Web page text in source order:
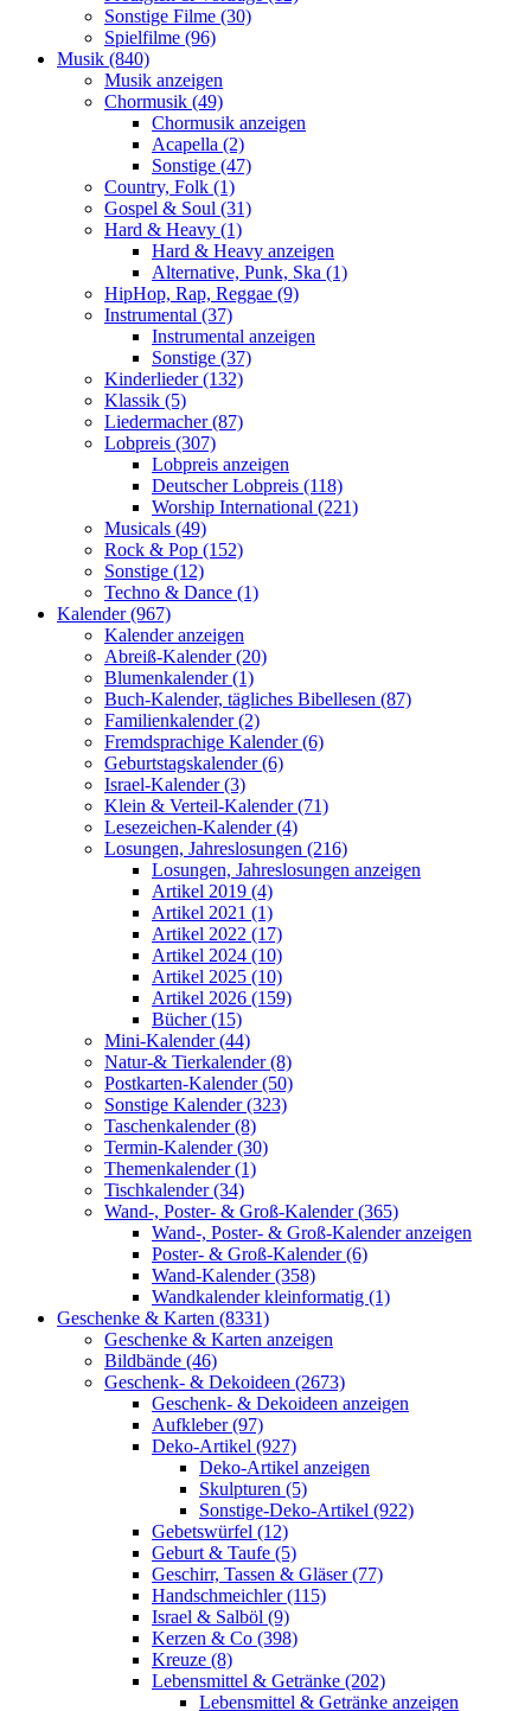
Sonstige Filme (30)
Spielfilme (96)
Musik (840)
Musik anzeigen
Chormusik (49)
Chormusik anzeigen
Acapella (2)
Sonstige (47)
Country, Folk (1)
Gospel & Soul (31)
Hard & Heavy (1)
Hard & Heavy anzeigen
Alternative, Punk, Ska (1)
HipHop, Rap, Reggae (9)
Instrumental (37)
Instrumental anzeigen
Sonstige (37)
Kinderlieder (132)
Klassik (5)
Liedermacher (87)
Lobpreis (307)
Lobpreis anzeigen
Deutscher Lobpreis (118)
Worship International (221)
Musicals (49)
Rock & Pop (152)
Sonstige (12)
Techno & Dance (1)
Kalender (967)
Kalender anzeigen
Abreiß-Kalender (20)
Blumenkalender (1)
Buch-Kalender, tägliches Bibellesen (87)
Familienkalender (2)
Fremdsprachige Kalender (6)
Geburtstagskalender (6)
Israel-Kalender (3)
Klein & Verteil-Kalender (71)
Lesezeichen-Kalender (4)
Losungen, Jahreslosungen (216)
Losungen, Jahreslosungen anzeigen
Artikel 2019 (4)
Artikel 2021 (1)
Artikel 2022 (17)
Artikel 2024 (10)
Artikel 2025 (10)
Artikel 2026 (159)
Bücher (15)
Mini-Kalender (44)
Natur-& Tierkalender (8)
Postkarten-Kalender (50)
Sonstige Kalender (323)
Taschenkalender (8)
Termin-Kalender (30)
Themenkalender (1)
Tischkalender (34)
Wand-, Poster- & Groß-Kalender (365)
Wand-, Poster- & Groß-Kalender anzeigen
Poster- & Groß-Kalender (6)
Wand-Kalender (358)
Wandkalender kleinformatig (1)
Geschenke & Karten (8331)
Geschenke & Karten anzeigen
Bildbände (46)
Geschenk- & Dekoideen (2673)
Geschenk- & Dekoideen anzeigen
Aufkleber (97)
Deko-Artikel (927)
Deko-Artikel anzeigen
Skulpturen (5)
Sonstige-Deko-Artikel (922)
Gebetswürfel (12)
Geburt & Taufe (5)
Geschirr, Tassen & Gläser (77)
Handschmeichler (115)
Israel & Salböl (9)
Kerzen & Co (398)
Kreuze (8)
Lebensmittel & Getränke (202)
Lebensmittel & Getränke anzeigen